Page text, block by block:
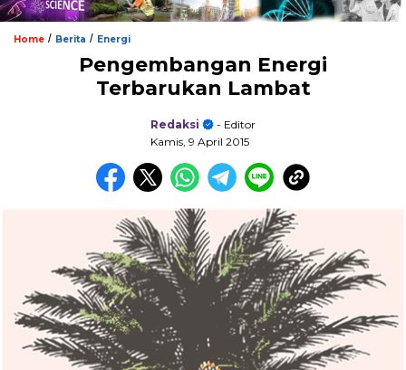
Home / Berita / Energi
Pengembangan Energi
Terbarukan Lambat
Redaksi
- Editor
Kamis, 9 April 2015